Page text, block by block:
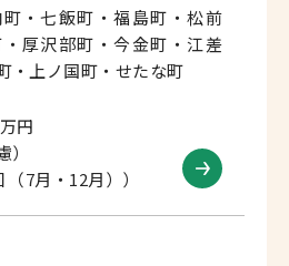
・七飯町・福島町・松前
厚沢部町・今金町・江差
・上ノ国町・せたな町
円
7月・12月））